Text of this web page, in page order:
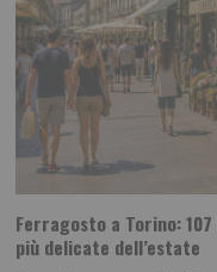
Ferragosto a Torino:
più delicate dell’estate